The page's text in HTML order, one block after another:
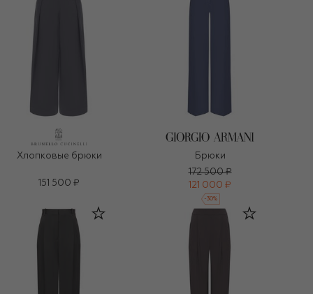
Хлопковые брюки
151 500 ₽
Брюки
172 500 ₽
121 000 ₽
-30%